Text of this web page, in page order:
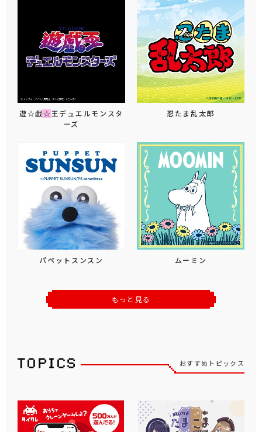
遊☆戯☆王デュエルモンスタ
ーズ
忍たま乱太郎
パペットスンスン ムーミン
もっと見る
おすすめトピックス